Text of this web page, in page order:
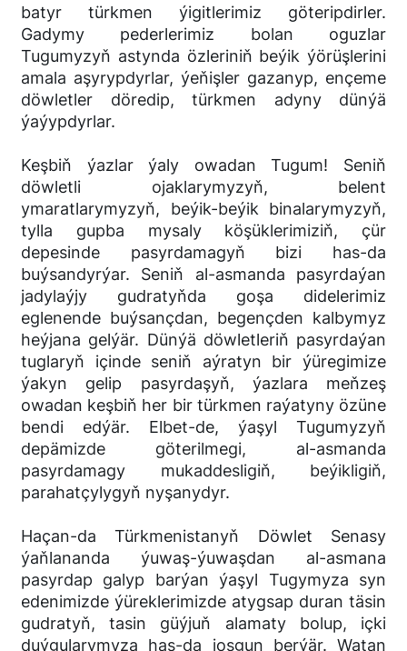
batyr türkmen ýigitlerimiz göteripdirler.
Gadymy pederlerimiz bolan oguzlar
Tugumyzyň astynda özleriniň beýik ýörüşlerini
amala aşyrypdyrlar, ýeňişler gazanyp, ençeme
döwletler döredip, türkmen adyny dünýä
ýaýypdyrlar.
Keşbiň ýazlar ýaly owadan Tugum! Seniň
döwletli ojaklarymyzyň, belent
ymaratlarymyzyň, beýik-beýik binalarymyzyň,
tylla gupba mysaly köşüklerimiziň, çür
depesinde pasyrdamagyň bizi has-da
buýsandyrýar. Seniň al-asmanda pasyrdaýan
jadylaýjy gudratyňda goşa didelerimiz
eglenende buýsançdan, begençden kalbymyz
heýjana gelýär. Dünýä döwletleriň pasyrdaýan
tuglaryň içinde seniň aýratyn bir ýüregimize
ýakyn gelip pasyrdaşyň, ýazlara meňzeş
owadan keşbiň her bir türkmen raýatyny özüne
bendi edýär. Elbet-de, ýaşyl Tugumyzyň
depämizde göterilmegi, al-asmanda
pasyrdamagy mukaddesligiň, beýikligiň,
parahatçylygyň nyşanydyr.
Haçan-da Türkmenistanyň Döwlet Senasy
ýaňlananda ýuwaş-ýuwaşdan al-asmana
pasyrdap galyp barýan ýaşyl Tugymyza syn
edenimizde ýüreklerimizde atygsap duran täsin
gudratyň, tasin güýjuň alamaty bolup, içki
duýgularymyza has-da joşgun berýär. Watan